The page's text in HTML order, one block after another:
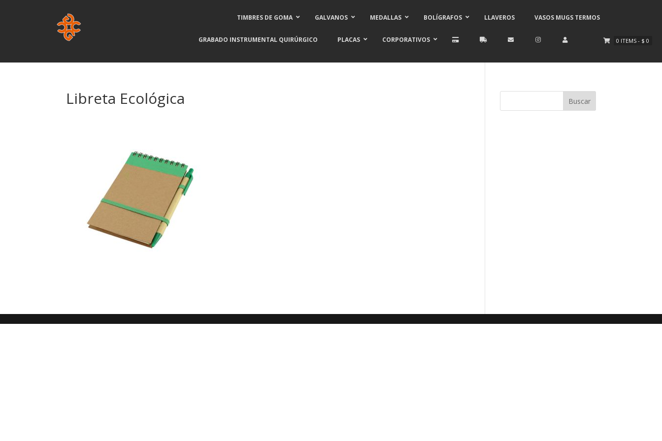
TIMBRES DE GOMA GALVANOS MEDALLAS BOLÍGRAFOS LLAVEROS VASOS MUGS TERMOS
GRABADO INSTRUMENTAL QUIRÚRGICO PLACAS CORPORATIVOS 0 ITEMS - $ 0
Libreta Ecológica